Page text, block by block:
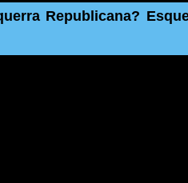
Republicana?